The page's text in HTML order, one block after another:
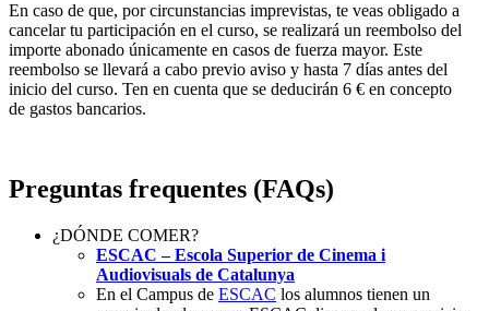
En caso de que, por circunstancias imprevistas, te veas obligado a
cancelar tu participación en el curso, se realizará un reembolso del
importe abonado únicamente en casos de fuerza mayor. Este
reembolso se llevará a cabo previo aviso y hasta 7 días antes del
inicio del curso. Ten en cuenta que se deducirán 6 € en concepto
de gastos bancarios.
Preguntas frequentes (FAQs)
¿DÓNDE COMER?
ESCAC – Escola Superior de Cinema i
Audiovisuals de Catalunya
En el Campus de ESCAC los alumnos tienen un